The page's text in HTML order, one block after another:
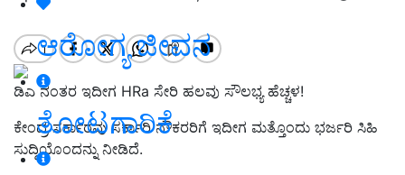
ಆರೋಗ್ಯ ಜೀವನ
ತೋಟಗಾರಿಕೆ
ಡಿಎ ನಂತರ ಇದೀಗ HRa ಸೇರಿ ಹಲವು ಸೌಲಭ್ಯ ಹೆಚ್ಚಳ!
ಕೇಂದ್ರ ಸರ್ಕಾರವು ಸರ್ಕಾರಿ ನೌಕರರಿಗೆ ಇದೀಗ ಮತ್ತೊಂದು ಭರ್ಜರಿ ಸಿಹಿ
ಸುದ್ದಿಯೊಂದನ್ನು ನೀಡಿದೆ.